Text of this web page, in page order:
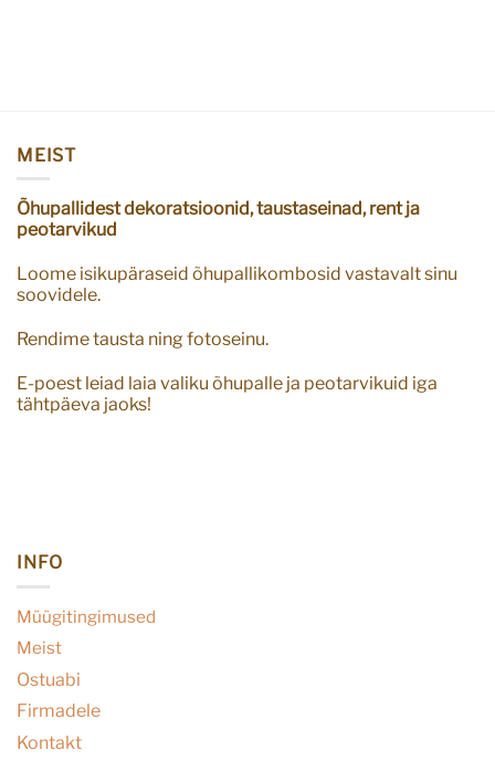
MEIST
Õhupallidest dekoratsioonid, taustaseinad, rent ja
peotarvikud
Loome isikupäraseid õhupallikombosid vastavalt sinu
soovidele.
Rendime tausta ning fotoseinu.
E-poest leiad laia valiku õhupalle ja peotarvikuid iga
tähtpäeva jaoks!
INFO
Müügitingimused
Meist
Ostuabi
Firmadele
Kontakt